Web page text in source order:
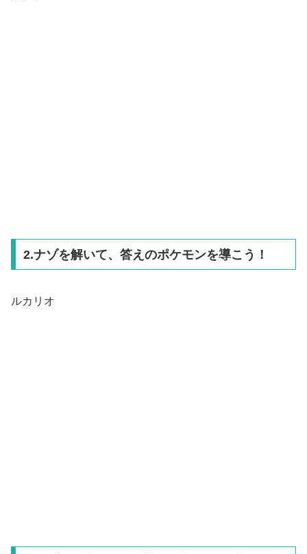
2.ナゾを解いて、答えのポケモンを導こう！
ルカリオ